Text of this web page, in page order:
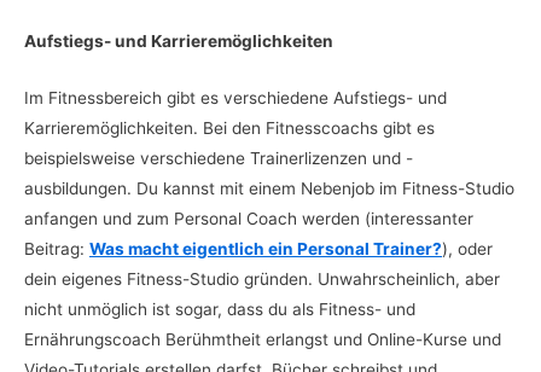
Aufstiegs- und Karrieremöglichkeiten
Im Fitnessbereich gibt es verschiedene Aufstiegs- und
Karrieremöglichkeiten. Bei den Fitnesscoachs gibt es
beispielsweise verschiedene Trainerlizenzen und -
ausbildungen. Du kannst mit einem Nebenjob im Fitness-Studio
anfangen und zum Personal Coach werden (interessanter
Beitrag: Was macht eigentlich ein Personal Trainer?), oder
dein eigenes Fitness-Studio gründen. Unwahrscheinlich, aber
nicht unmöglich ist sogar, dass du als Fitness- und
Ernährungscoach Berühmtheit erlangst und Online-Kurse und